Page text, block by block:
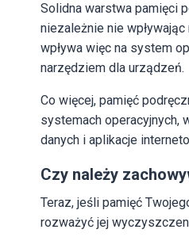
Solidna warstwa pamięci
niezależnie nie
wpływa więc na system
narzędziem dla urządzeń.
Co więcej, pamięć
systemach operacyjnych,
danych i aplikacje
Czy należy
Teraz, jeśli pamięć
rozważyć jej